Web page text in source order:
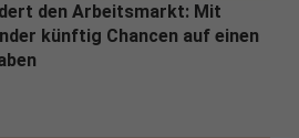
den Arbeitsmarkt: Mit
künftig Chancen auf einen